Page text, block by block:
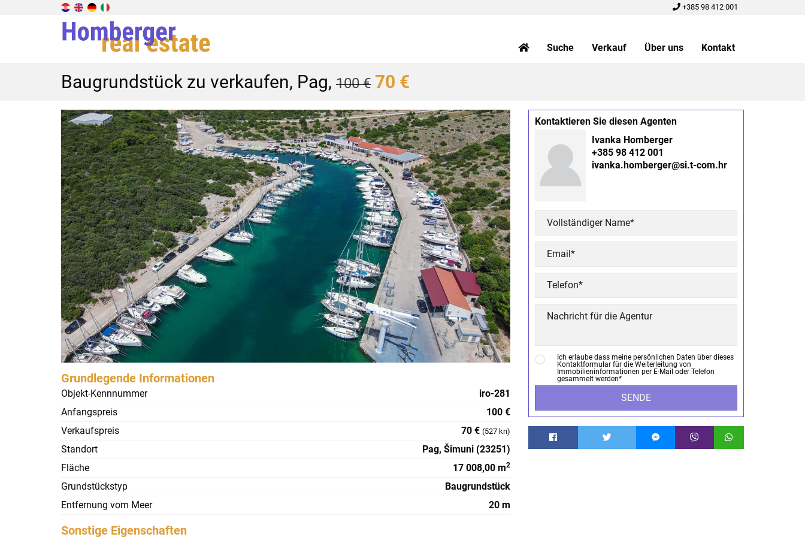
+385 98 412 001
Suche Verkauf Über uns Kontakt
Baugrundstück zu verkaufen, Pag, 100 € 70 €
Grundlegende Informationen
Objekt-Kennnummer
iro-281
Anfangspreis
100 €
Verkaufspreis
70 € (527 kn)
Standort
Pag, Šimuni (23251)
Fläche
17 008,00 m2
Grundstückstyp
Baugrundstück
Entfernung vom Meer
20 m
Sonstige Eigenschaften
Kontaktieren Sie diesen Agenten
Ivanka Homberger
+385 98 412 001
ivanka.homberger@si.t-com.hr
Ich erlaube dass meine persönlichen Daten über dieses
Kontaktformular für die Weiterleitung von
Immobilieninformationen per E-Mail oder Telefon
gesammelt werden*
SENDE